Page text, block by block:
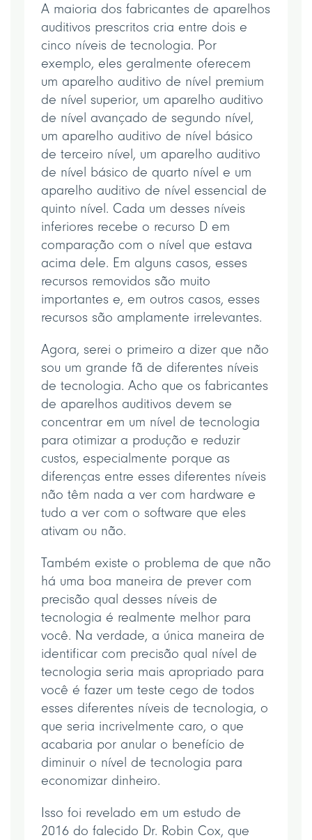
A maioria dos fabricantes de aparelhos
auditivos prescritos cria entre dois e
cinco níveis de tecnologia. Por
exemplo, eles geralmente oferecem
um aparelho auditivo de nível premium
de nível superior, um aparelho auditivo
de nível avançado de segundo nível,
um aparelho auditivo de nível básico
de terceiro nível, um aparelho auditivo
de nível básico de quarto nível e um
aparelho auditivo de nível essencial de
quinto nível. Cada um desses níveis
inferiores recebe o recurso D em
comparação com o nível que estava
acima dele. Em alguns casos, esses
recursos removidos são muito
importantes e, em outros casos, esses
recursos são amplamente irrelevantes.
Agora, serei o primeiro a dizer que não
sou um grande fã de diferentes níveis
de tecnologia. Acho que os fabricantes
de aparelhos auditivos devem se
concentrar em um nível de tecnologia
para otimizar a produção e reduzir
custos, especialmente porque as
diferenças entre esses diferentes níveis
não têm nada a ver com hardware e
tudo a ver com o software que eles
ativam ou não.
Também existe o problema de que não
há uma boa maneira de prever com
precisão qual desses níveis de
tecnologia é realmente melhor para
você. Na verdade, a única maneira de
identificar com precisão qual nível de
tecnologia seria mais apropriado para
você é fazer um teste cego de todos
esses diferentes níveis de tecnologia, o
que seria incrivelmente caro, o que
acabaria por anular o benefício de
diminuir o nível de tecnologia para
economizar dinheiro.
Isso foi revelado em um estudo de
2016 do falecido Dr. Robin Cox, que